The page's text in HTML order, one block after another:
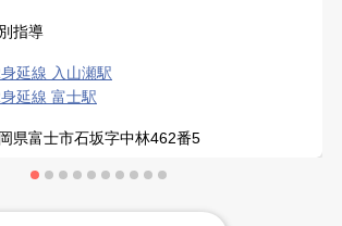
指導
延線 入山瀬駅
延線 富士駅
県富士市石坂字中林462番5